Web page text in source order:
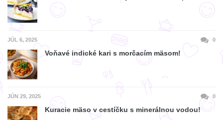
JÚL 6, 2025 0
Voňavé indické kari s morčacím mäsom!
JÚN 29, 2025 0
Kuracie mäso v cestíčku s minerálnou vodou!